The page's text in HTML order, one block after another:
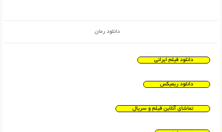
دانلود رمان
دانلود فیلم ایرانی
دانلود ریمیکس
تماشای آنلاین فیلم و سریال